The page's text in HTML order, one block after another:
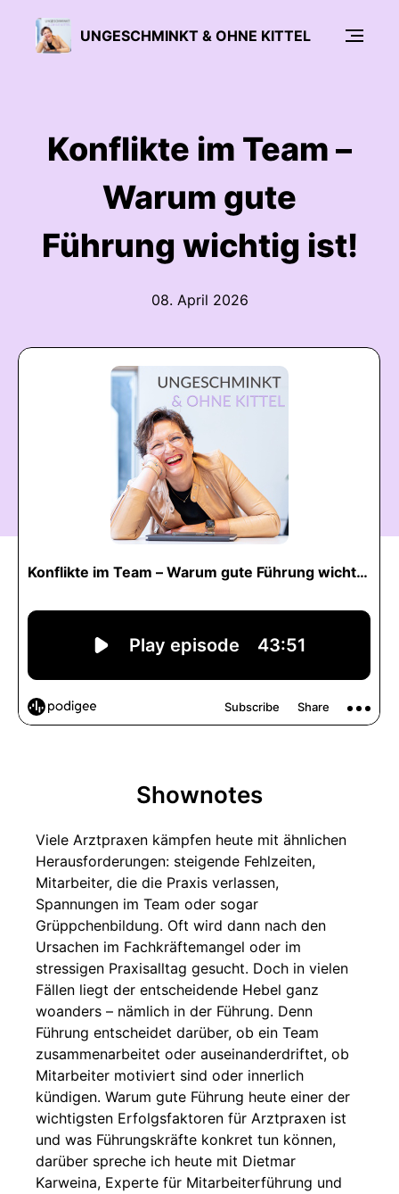
UNGESCHMINKT & OHNE KITTEL
Konflikte im Team –
Warum gute
Führung wichtig ist!
08. April 2026
Shownotes
Viele Arztpraxen kämpfen heute mit ähnlichen
Herausforderungen: steigende Fehlzeiten,
Mitarbeiter, die die Praxis verlassen,
Spannungen im Team oder sogar
Grüppchenbildung. Oft wird dann nach den
Ursachen im Fachkräftemangel oder im
stressigen Praxisalltag gesucht. Doch in vielen
Fällen liegt der entscheidende Hebel ganz
woanders – nämlich in der Führung. Denn
Führung entscheidet darüber, ob ein Team
zusammenarbeitet oder auseinanderdriftet, ob
Mitarbeiter motiviert sind oder innerlich
kündigen. Warum gute Führung heute einer der
wichtigsten Erfolgsfaktoren für Arztpraxen ist
und was Führungskräfte konkret tun können,
darüber spreche ich heute mit Dietmar
Karweina, Experte für Mitarbeiterführung und